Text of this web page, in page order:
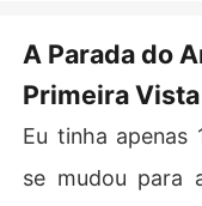
E quando rola.. Cê
Essa parada de
Esse lance eu te
Já vou avisando
u não gosta de
zar antes que eu
A Parada do
Primeira
Eu tinha apenas
se mudou para